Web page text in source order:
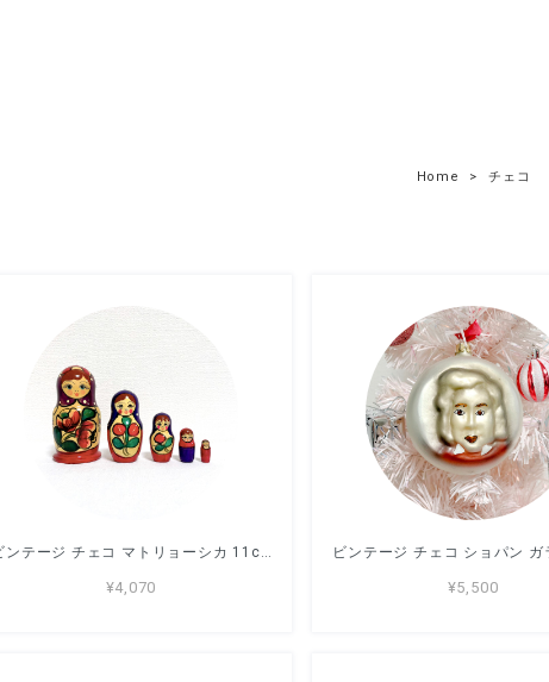
Home チェコ
ビンテージ チェコ マトリョーシカ 11cm 5ピース
¥4,070 ¥5,500